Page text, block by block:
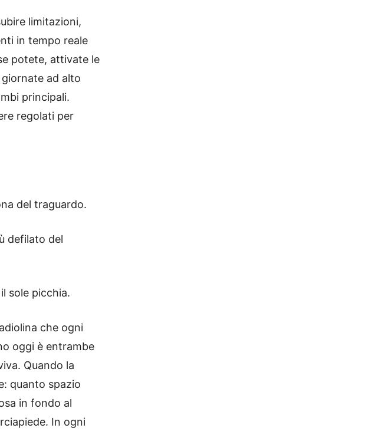
limitazioni,
in tempo reale
potete, attivate le
ad alto
principali.
regolati per
del traguardo.
defilato del
sole picchia.
che ogni
oggi è entrambe
Quando la
quanto spazio
in fondo al
In ogni